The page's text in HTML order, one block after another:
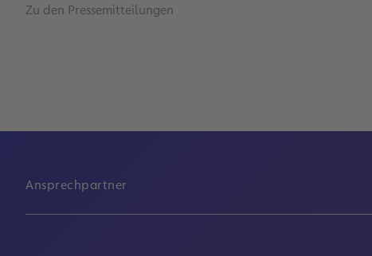
Zu den Pressemitteilungen
Ansprechpartner